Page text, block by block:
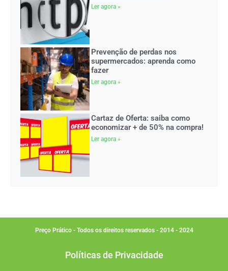
Ler agora »
Prevenção de perdas nos
supermercados: aprenda como
fazer
Ler agora »
Cartaz de Oferta: saiba como
economizar + de 50% na compra!
Ler agora »
Preço Prático - Todos os direitos reservados - 2014 - 2024
Políticas de Privacidade